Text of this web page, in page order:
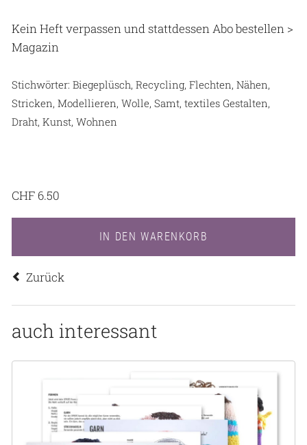
Kein Heft verpassen und stattdessen Abo bestellen >
Magazin
Stichwörter: Biegeplüsch, Recycling, Flechten, Nähen,
Stricken, Modellieren, Wolle, Samt, textiles Gestalten,
Draht, Kunst, Wohnen
CHF 6.50
Zurück
auch interessant